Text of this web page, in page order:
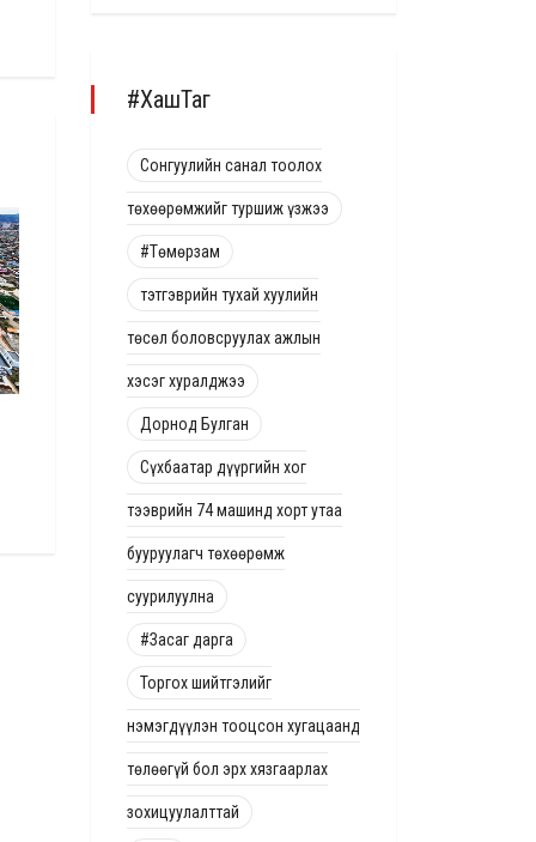
НИЙГЭМ
Эмээлт эко аж үйлдвэрийн паркийн
бизнес инкубатор, үйлдвэр сургалтын
төв ашиглалтад орлоо
2 жилийн өмнө
#ХашТаг
Сонгуулийн санал тоолох
төхөөрөмжийг туршиж үзжээ
#Төмөрзам
тэтгэврийн тухай хуулийн
төсөл боловсруулах ажлын
хэсэг хуралджээ
Дорнод Булган
Сүхбаатар дүүргийн хог
тээврийн 74 машинд хорт утаа
бууруулагч төхөөрөмж
суурилуулна
#Засаг дарга
Торгох шийтгэлийг
нэмэгдүүлэн тооцсон хугацаанд
төлөөгүй бол эрх хязгаарлах
зохицуулалттай